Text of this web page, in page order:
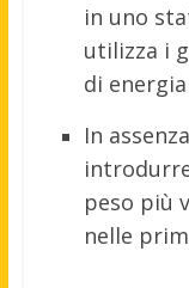
in uno
utilizza i
di
In
peso più
nelle